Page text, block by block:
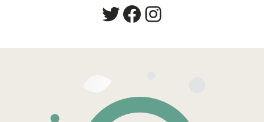
Twitter
Facebook
Instagram